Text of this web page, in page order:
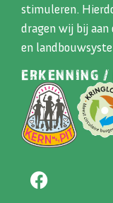
stimuleren.
dragen wij bij aan
en
ERKENNING /